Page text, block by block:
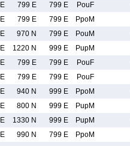
799 E 799 E PouF
799 E 799 E PpoM
970 N 799 E PouM
1220 N 999 E PupM
799 E 799 E PouF
799 E 799 E PouF
940 N 999 E PpoM
800 N 999 E PupM
1330 N 999 E PupM
990 N 799 E PpoM